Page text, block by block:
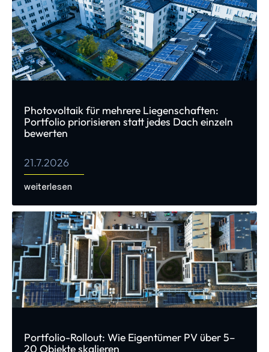
Photovoltaik für mehrere Liegenschaften:
Portfolio priorisieren statt jedes Dach einzeln
bewerten
21.7.2026
weiterlesen
Portfolio-Rollout: Wie Eigentümer PV über 5–
20 Objekte skalieren